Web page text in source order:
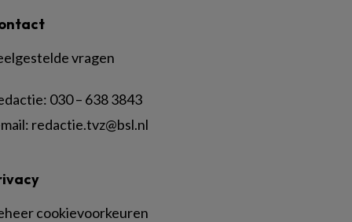
vragen
030 – 638 3843
redactie.tvz@bsl.nl
cookievoorkeuren